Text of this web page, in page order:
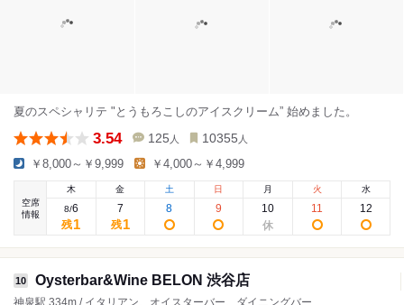
夏のスペシャリテ "とうもろこしのアイスクリーム” 始めました。
3.54 125 人 10355 人
￥8,000～￥9,999 ￥4,000～￥4,999
空席
情報
木
8/6
残1
金
7
残1
土
8
日
9
月
10
火
11
水
12
10 Oysterbar&Wine BELON 渋谷店
神泉駅 334m / イタリアン、オイスターバー、ダイニングバー